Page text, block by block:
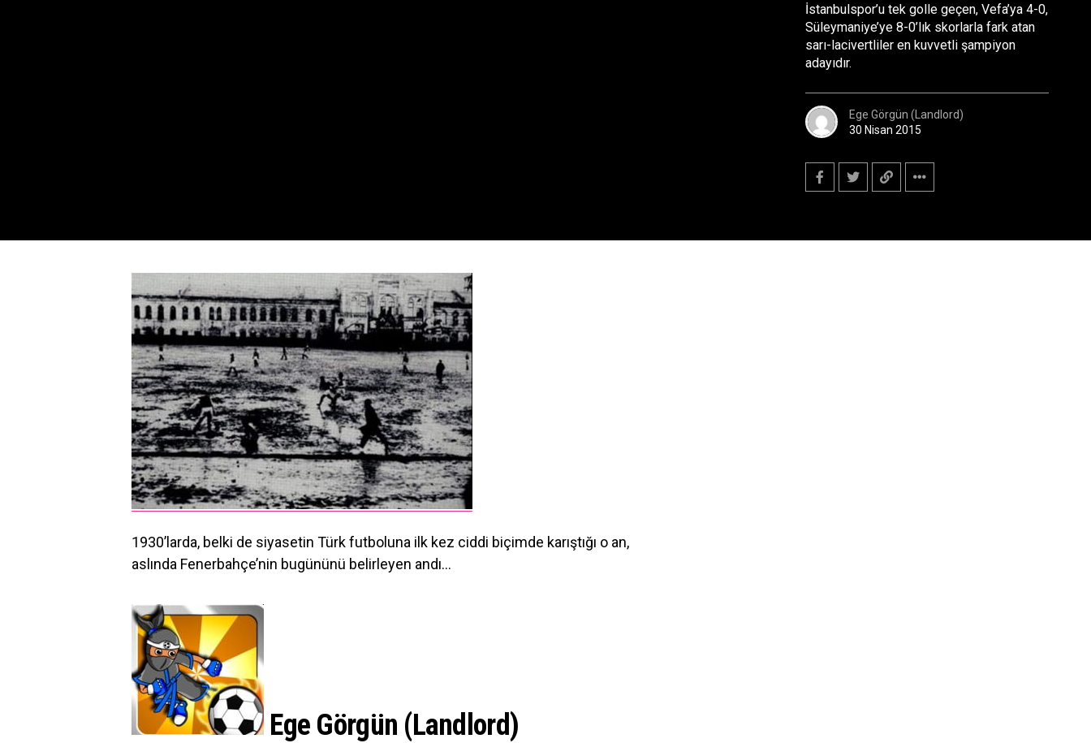
İstanbulspor’u tek golle geçen, Vefa’ya 4-0,
Süleymaniye’ye 8-0’lık skorlarla fark atan
sarı-lacivertliler en kuvvetli şampiyon
adayıdır.
Ege Görgün (Landlord)
30 Nisan 2015
1930’larda, belki de siyasetin Türk futboluna ilk kez ciddi biçimde karıştığı o an,
aslında Fenerbahçe’nin bugününü belirleyen andı…
Ege Görgün (Landlord)